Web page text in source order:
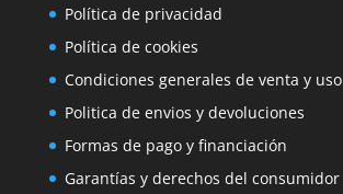
Política de privacidad
Política de cookies
Condiciones generales de venta y uso
Politica de envios y devoluciones
Formas de pago y financiación
Garantías y derechos del consumidor